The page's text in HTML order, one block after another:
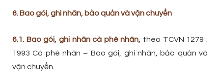
6. Bao gói, ghi nhãn, bảo quản và vận chuyển
6.1. Bao gói, ghi nhãn cà phê nhân, theo TCVN 1279 :
1993 Cà phê nhân – Bao gói, ghi nhãn, bảo quản và
vận chuyển.